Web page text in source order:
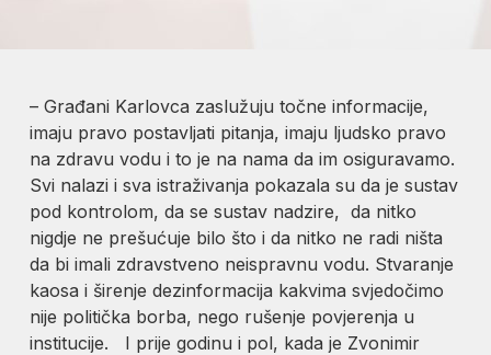
– Građani Karlovca zaslužuju točne informacije,
imaju pravo postavljati pitanja, imaju ljudsko pravo
na zdravu vodu i to je na nama da im osiguravamo.
Svi nalazi i sva istraživanja pokazala su da je sustav
pod kontrolom, da se sustav nadzire, da nitko
nigdje ne prešućuje bilo što i da nitko ne radi ništa
da bi imali zdravstveno neispravnu vodu. Stvaranje
kaosa i širenje dezinformacija kakvima svjedočimo
nije politička borba, nego rušenje povjerenja u
institucije. I prije godinu i pol, kada je Zvonimir